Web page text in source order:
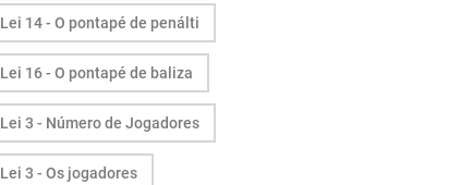
Lei 14 - O pontapé de penálti
Lei 16 - O pontapé de baliza
Lei 3 - Número de Jogadores
Lei 3 - Os jogadores